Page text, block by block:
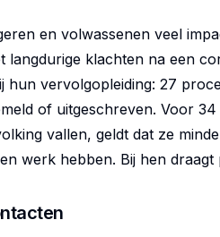
en volwassenen veel
langdurige klachten na een
hun vervolgopleiding: 27
of uitgeschreven. Voor
vallen, geldt dat ze
werk hebben. Bij hen draagt